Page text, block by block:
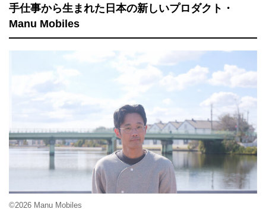
手仕事から生まれた日本の新しいプロダクト・
Manu Mobiles
©2026 Manu Mobiles